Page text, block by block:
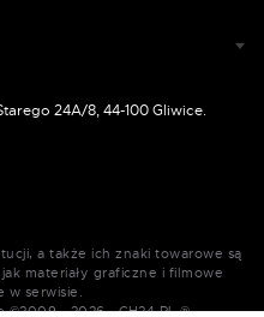
24A/8, 44-100 Gliwice.
a także ich znaki towarowe są
materiały graficzne i filmowe
serwisie.
©2009 - 2026 - CH24.PL ®